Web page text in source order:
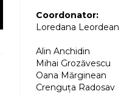
Coordonator:
Loredana Leordean
Alin Anchidin
Mihai Grozăvescu
Oana Mărginean
Crenguța Radosav